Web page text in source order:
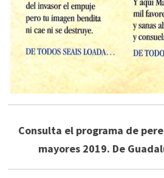
Consulta el programa de
mayores 2019. De